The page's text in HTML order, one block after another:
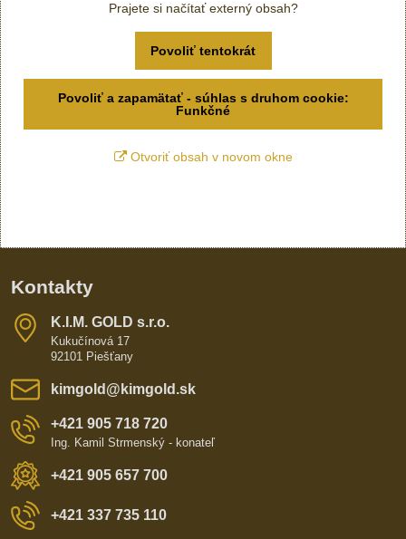
Prajete si načítať externý obsah?
Povoliť tentokrát
Povoliť a zapamätať - súhlas s druhom cookie:
Funkčné
Otvoriť obsah v novom okne
Kontakty
K​​.I​​.M​​. GOLD s​​.r​​.o​​.
Kukučínová 17
92101 Piešťany
kimgold​@kimgold​.sk
+421 905 718 720
Ing. Kamil Strmenský - konateľ
+421 905 657 700
+421 337 735 110